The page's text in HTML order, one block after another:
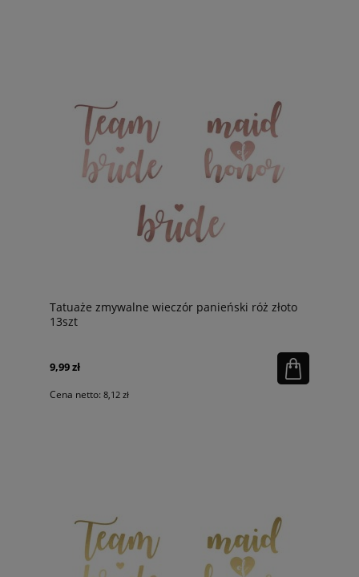
Tatuaże zmywalne wieczór panieński róż złoto
13szt
9,99 zł
Cena netto: 8,12 zł